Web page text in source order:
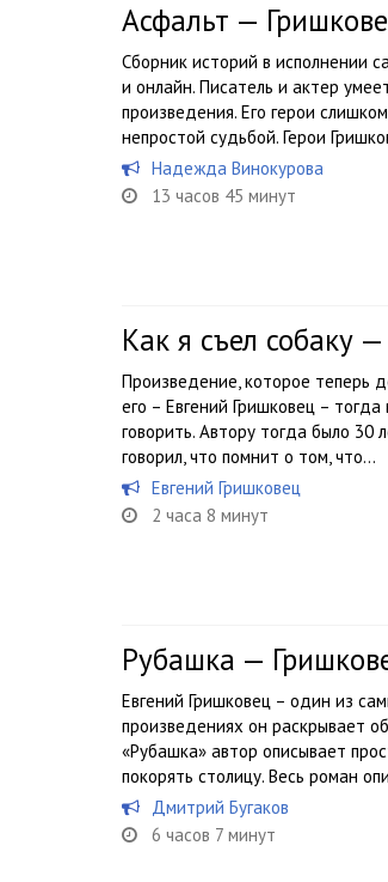
Асфальт —
Сборник историй в исполнении
и онлайн. Писатель и актер
произведения. Его герои
непростой судьбой. Герои
Надежда Винокурова
13 часов 45 минут
Как я съел собаку
Произведение, которое теперь
его – Евгений Гришковец –
говорить. Автору тогда было 30
говорил, что помнит о том, что...
Евгений Гришковец
2 часа 8 минут
Рубашка —
Евгений Гришковец – один из
произведениях он раскрывает
«Рубашка» автор описывает
покорять столицу. Весь роман
Дмитрий Бугаков
6 часов 7 минут